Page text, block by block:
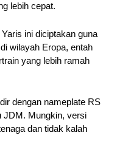
lebih cepat.
ini diciptakan guna
wilayah Eropa, entah
yang lebih ramah
dengan nameplate RS
JDM. Mungkin, versi
dan tidak kalah